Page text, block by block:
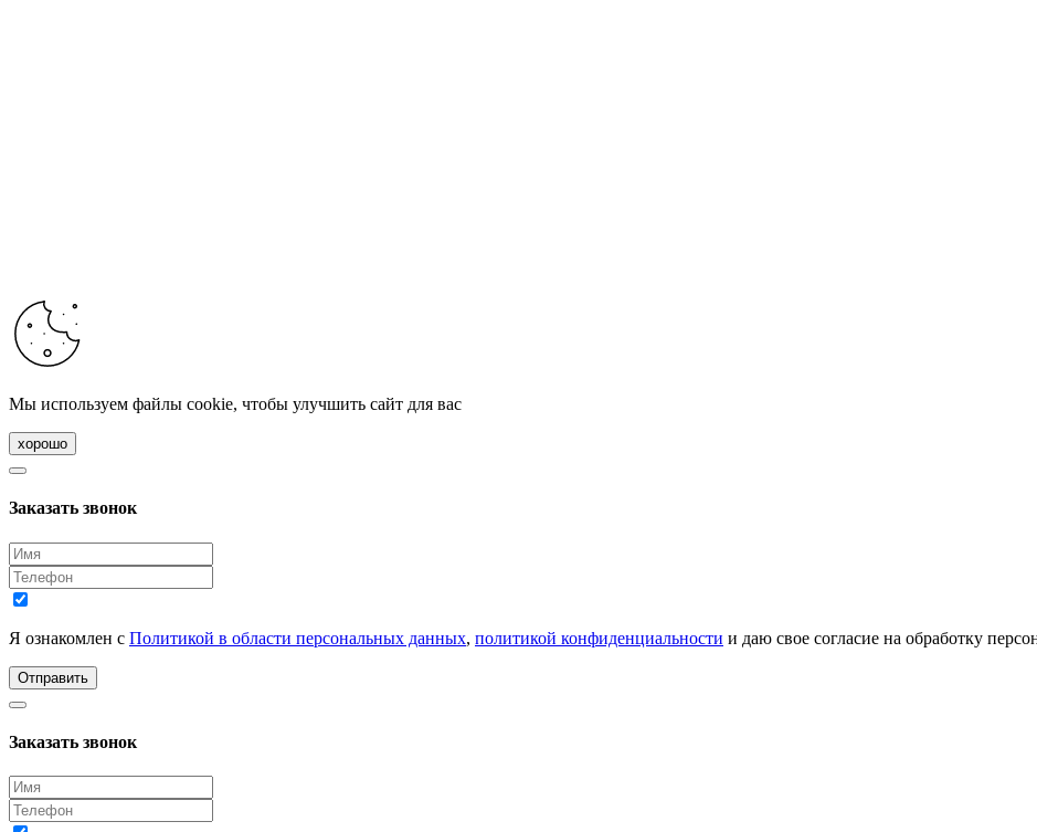
Мы используем файлы cookie, чтобы улучшить сайт для вас
хорошо
Заказать звонок
Я ознакомлен с Политикой в области персональных данных, политикой конфиденциальности и даю свое согласие на обработку
Отправить
Заказать звонок